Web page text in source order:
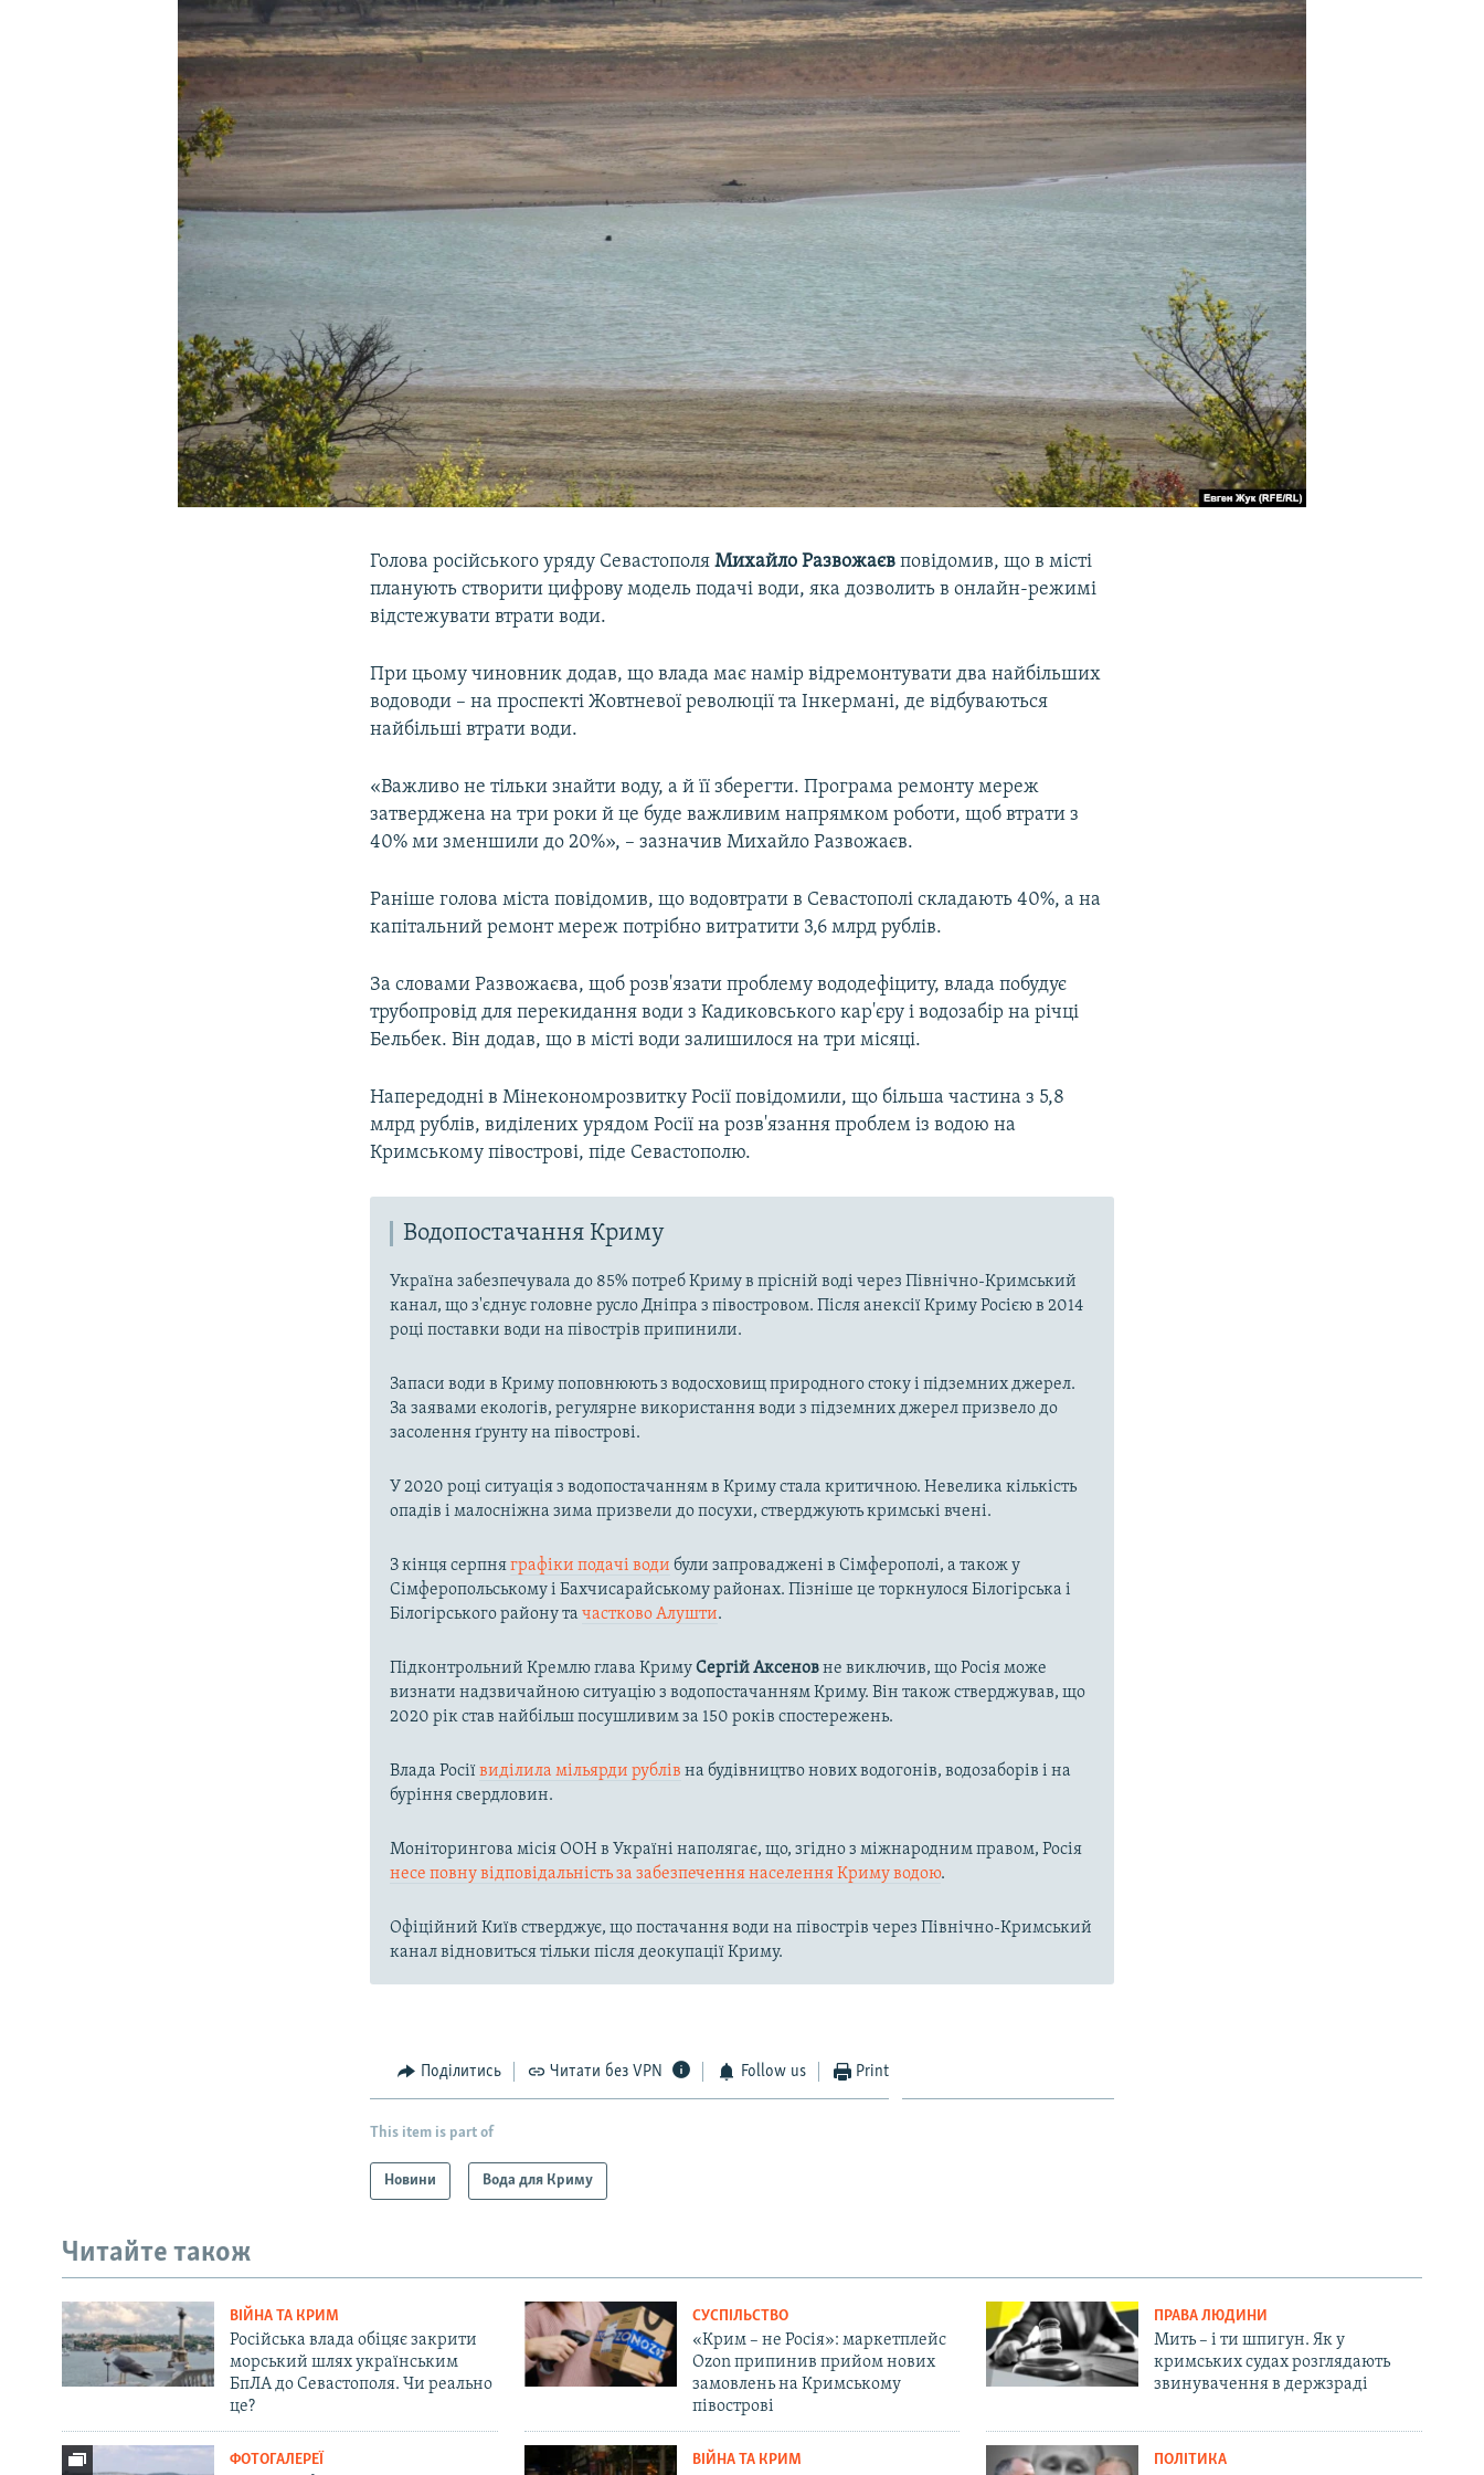
УКРАЇНСЬКА ПРОБЛЕМА КРИМУ
Голова російського уряду СевастополяМихайло Развожаєв повідомив, що в місті
планують створити цифрову модель подачі води, яка дозволить в онлайн-режимі
відстежувати втрати води.
При цьому чиновник додав, що влада має намір відремонтувати два найбільших
водоводи – на проспекті Жовтневої революції та Інкермані, де відбуваються
найбільші втрати води.
«Важливо не тільки знайти воду, а й її зберегти. Програма ремонту мереж
затверджена на три роки й це буде важливим напрямком роботи, щоб втрати з
40% ми зменшили до 20%», – зазначив Михайло Развожаєв.
Раніше голова міста повідомив, що водовтрати в Севастополі складають 40%, а на
капітальний ремонт мереж потрібно витратити 3,6 млрд рублів.
За словами Развожаєва, щоб розв'язати проблему вододефіциту, влада побудує
трубопровід для перекидання води з Кадиковського кар'єру і водозабір на річці
Бельбек. Він додав, що в місті води залишилося на три місяці.
Напередодні в Мінекономрозвитку Росії повідомили, що більша частина з 5,8
млрд рублів, виділених урядом Росії на розв'язання проблем із водою на
Кримському півострові, піде Севастополю.
Водопостачання Криму
Україна забезпечувала до 85% потреб Криму в прісній воді через Північно-Кримський
канал, що з'єднує головне русло Дніпра з півостровом. Після анексії Криму Росією в 2014
році поставки води на півострів припинили.
Запаси води в Криму поповнюють з водосховищ природного стоку і підземних джерел.
За заявами екологів, регулярне використання води з підземних джерел призвело до
засолення ґрунту на півострові.
У 2020 році ситуація з водопостачанням в Криму стала критичною. Невелика кількість
опадів і малосніжна зима призвели до посухи, стверджують кримські вчені.
З кінця серпняграфіки подачі води були запроваджені в Сімферополі, а також у
Сімферопольському і Бахчисарайському районах. Пізніше це торкнулося Білогірська і
Білогірського району тачастково Алушти.
Підконтрольний Кремлю глава КримуСергій Аксеновне виключив, що Росія може
визнати надзвичайною ситуацію з водопостачанням Криму. Він також стверджував, що
2020 рік став найбільш посушливим за 150 років спостережень.
Влада Росіївиділила мільярди рублів на будівництво нових водогонів, водозаборів і на
буріння свердловин.
Моніторингова місія ООН в Україні наполягає, що, згідно з міжнародним правом, Росія
несе повну відповідальність за забезпечення населення Криму водою.
Офіційний Київ стверджує, що постачання води на півострів через Північно-Кримський
канал відновиться тільки після деокупації Криму.
Поділитись Читати без VPN Follow us Print
This item is part of
Новини Вода для Криму
Читайте також
ВІЙНА ТА КРИМ
Російська влада обіцяє закрити
морський шлях українським
БпЛА до Севастополя. Чи реально
це?
СУСПІЛЬСТВО
«Крим – не Росія»: маркетплейс
Ozon припинив прийом нових
замовлень на Кримському
півострові
ПРАВА ЛЮДИНИ
Мить – і ти шпигун. Як у
кримських судах розглядають
звинувачення в держзраді
ФОТОГАЛЕРЕЇ ВІЙНА ТА КРИМ ПОЛІТИКА